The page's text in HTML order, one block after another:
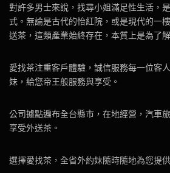
對許多男士來說，找尋小姐滿足性生活，
式。無論是古代的怡紅院，或是現代的一
送茶，這類產業始終存在，本質上是為了
愛找茶注重客戶體驗，誠信服務每一位客
妹，給您帝王般服務與享受。
公司據點遍布全台縣市，在地經營，汽車
享受外送茶。
選擇愛找茶，全省外約妹隨時隨地為您提